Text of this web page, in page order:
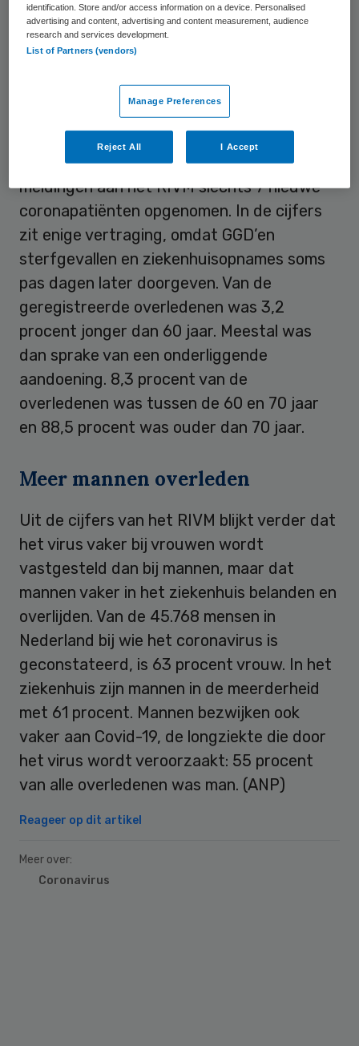
Flinke afname
sterfgevallen door het coronavirus flink
afgenomen. Dat geldt ook voor
ziekenhuisopnames. Nederlandse
ziekenhuizen hebben volgens de laatste
meldingen aan het RIVM slechts 7 nieuwe
coronapatiënten opgenomen. In de cijfers
zit enige vertraging, omdat GGD’en
sterfgevallen en ziekenhuisopnames soms
pas dagen later doorgeven. Van de
geregistreerde overledenen was 3,2
procent jonger dan 60 jaar. Meestal was
dan sprake van een onderliggende
aandoening. 8,3 procent van de
overledenen was tussen de 60 en 70 jaar
en 88,5 procent was ouder dan 70 jaar.
Meer mannen overleden
Uit de cijfers van het RIVM blijkt verder dat
het virus vaker bij vrouwen wordt
vastgesteld dan bij mannen, maar dat
mannen vaker in het ziekenhuis belanden en
overlijden. Van de 45.768 mensen in
Nederland bij wie het coronavirus is
geconstateerd, is 63 procent vrouw. In het
ziekenhuis zijn mannen in de meerderheid
met 61 procent. Mannen bezwijken ook
vaker aan Covid-19, de longziekte die door
het virus wordt veroorzaakt: 55 procent
van alle overledenen was man. (ANP)
Reageer op dit artikel
Meer over:
Coronavirus
identification. Store and/or access information on a device. Personalised
advertising and content, advertising and content measurement, audience
research and services development.
List of Partners (vendors)
Manage Preferences
Reject All I Accept